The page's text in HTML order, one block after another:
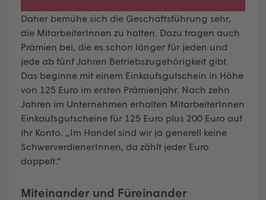
Daher bemühe sich die Geschäftsführung sehr,
die MitarbeiterInnen zu halten. Dazu tragen auch
Prämien bei, die es schon länger für jeden und
jede ab fünf Jahren Betriebszugehörigkeit gibt.
Das beginne mit einem Einkaufsgutschein in Höhe
von 125 Euro im ersten Prämienjahr. Nach zehn
Jahren im Unternehmen erhalten MitarbeiterInnen
Einkaufsgutscheine für 125 Euro plus 200 Euro auf
ihr Konto. „Im Handel sind wir ja generell keine
SchwerverdienerInnen, da zählt jeder Euro
doppelt.“
Miteinander und Füreinander